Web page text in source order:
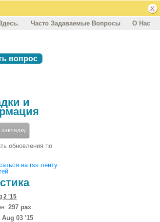
Часто Задаваемые Вопросы О Нас
вопрос
и
обновления по
на rss ленту
2 '15
297 раз
Aug 03 '15